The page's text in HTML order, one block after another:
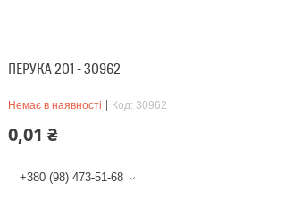
ПЕРУКА 201 - 30962
Немає в наявності Код: 30962
0,01 ₴
+380 (98) 473-51-68